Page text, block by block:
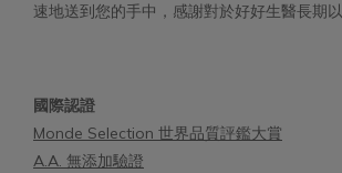
速地送到您的手中，感謝對於好好生醫長期
國際認證
Monde Selection 世界品質評鑑大賞
A.A. 無添加驗證